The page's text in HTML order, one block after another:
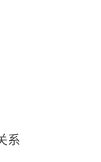
系